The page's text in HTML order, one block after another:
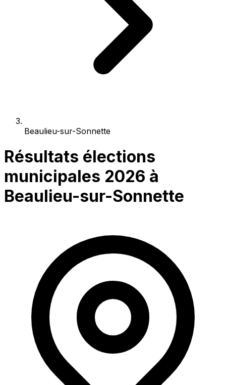
Beaulieu-sur-Sonnette
Résultats élections
municipales 2026 à
Beaulieu-sur-Sonnette